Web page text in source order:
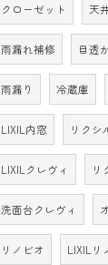
クローゼット 天
雨漏れ補修 目透
雨漏り 冷蔵庫
LIXIL内窓 リクシ
LIXILクレヴィ リ
洗面台クレヴィ
リノビオ LIXILリ